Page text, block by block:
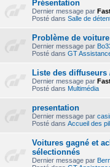
Présentation
Dernier message par
Posté dans Salle de
Problème de
Dernier message par
Posté dans GT
Liste des diffuseurs
Dernier message par
Posté dans Multimédia
presentation
Dernier message par
Posté dans Accueil des
Voitures gagné et
sélectionnés
Dernier message par